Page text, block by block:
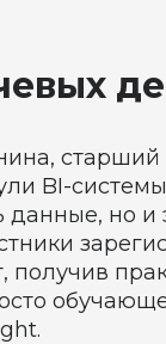
BI-
данные, но
получив